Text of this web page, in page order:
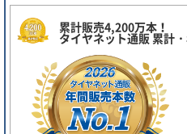
累計販売4,200万本！
タイヤネット通販 累計